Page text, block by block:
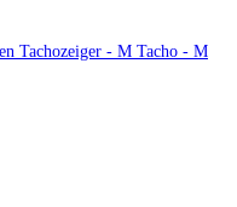
Tachozeiger - M Tacho - M